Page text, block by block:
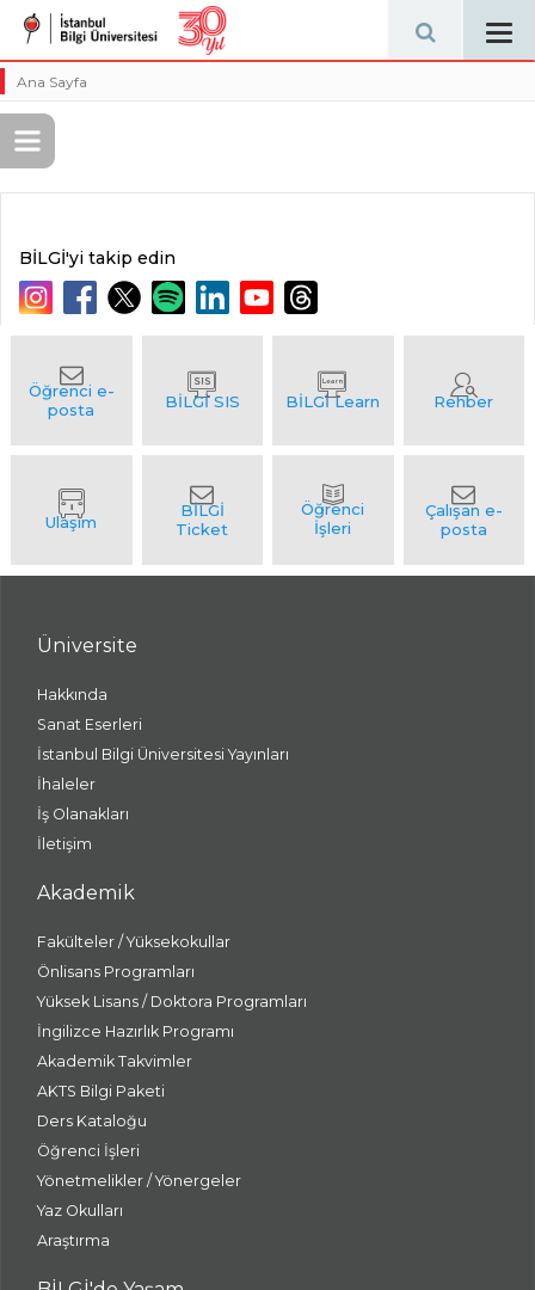
Ana Sayfa
BİLGİ'yi takip edin
Üniversite
Hakkında
Sanat Eserleri
İstanbul Bilgi Üniversitesi Yayınları
İhaleler
İş Olanakları
İletişim
Akademik
Fakülteler / Yüksekokullar
Önlisans Programları
Yüksek Lisans / Doktora Programları
İngilizce Hazırlık Programı
Akademik Takvimler
AKTS Bilgi Paketi
Ders Kataloğu
Öğrenci İşleri
Yönetmelikler / Yönergeler
Yaz Okulları
Araştırma